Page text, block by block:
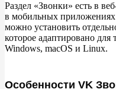
Раздел «Звонки» есть в
в мобильных приложениях
можно установить
которое адаптировано
Windows, macOS и Linux.
Особенности VK